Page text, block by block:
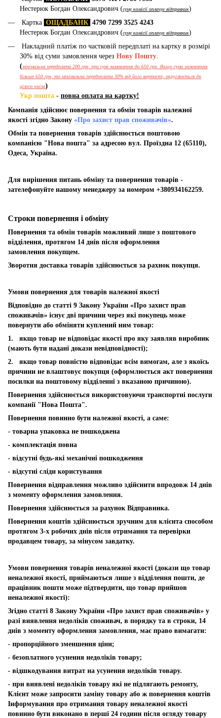
Нестерюк Богдан Олександрович (суму комісії оплачує відправник)
Картка ОЩАДБАНК 4790 7299 3525 4243
Нестерюк Богдан Олександрович (суму комісії оплачує відправник)
Накладний платіж по частковій передплаті на картку в розмірі
30% від суми замовлення через Нову Пошту.
(мінімальна передплата 200 грн, при сумі замовлення до 650 грн. Якщо сума замовлення
більше 650 грн, то мінімальна передоплата 30% від його вартості, округлюється до
цілого числа)
Укр пошта - повна оплата на картку!
Компанія здійснює повернення та обмін товарів належної
якості згідно Закону «Про захист прав споживачів».
Обмін та повернення товарів здійснюється поштовою
компанією "Нова пошта" за адресою вул. Проїздна 12 (65110),
Одеса, Україна.
Для вирішення питань обміну та повернення товарів -
зателефонуйте нашому менеджеру за номером +380934162259.
Строки повернення і обміну
Повернення та обмін товарів можливий лише з поштового
відділення, протягом 14 днів після оформлення
замовлення покупцем.
Зворотня доставка товарів здійснюється за рахнок покупця.
Умови повернення для товарів належної якості
Відповідно до статті 9 Закону України «Про захист прав
споживачів» існує дві причини через які покупець може
повернути або обміняти куплений ним товар:
1. якщо товар не відповідає якості про яку заявляв виробник
(мають бути надані докази невідповідності);
2. якщо товар повністю відповідає всім вимогам, але з якоїсь
причини не влаштовує покупця (оформлюється акт повернення
посилки на поштовому відділенні з вказаною причиною).
Повернення здійснюється використовуючи транспортні послуги
компанії "Нова Пошта".
Повернення повинно бути належної якості, а саме:
- товарна упаковка не пошкоджена
- комплектація повна
- відсутні будь-які механічні пошкодження
- відсутні сліди користування
Повернення відправлення можливо здійснити впродовж 14 днів
з моменту оформлення замовлення.
Повернення здійснюється за рахунок Відправника.
Повернення коштів здійснюється зручним для клієнта способом
протягом 3-х робочих днів після отримання та перевірки
продавцем товару, за мінусом завдатку.
Умови повернення товарів неналежної якості (докази що товар
неналежної якості, приймаються лише з відділення пошти, де
працівник пошти може підтвердити, що товар прийшов
неналежної якості):
Згідно статті 8 Закону України «Про захист прав споживачів» у
разі виявлення недоліків споживач, в порядку та в строки, 14
днів з моменту оформлення замовлення, має право вимагати:
- пропорційного зменшення ціни;
- безоплатного усунення недоліків товару;
- відшкодування витрат на усунення недоліків товару.
- при виявлені недоліків товару які не підлягають ремонту,
Клієнт може запросити заміну товару або ж повернення коштів
Інформування про отримання товару неналежної якості
повинно бути виконано в перші 24 години після огляду товару